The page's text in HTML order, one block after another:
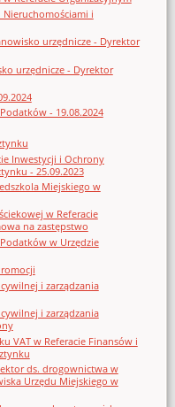
i
urzędnicze - Dyrektor
urzędnicze - Dyrektor
- 19.08.2024
Inwestycji i Ochrony
- 25.09.2023
Miejskiego w
w Referacie
na zastępstwo
w Urzędzie
i zarządzania
i zarządzania
VAT w Referacie Finansów i
ds. drogownictwa w
Urzędu Miejskiego w